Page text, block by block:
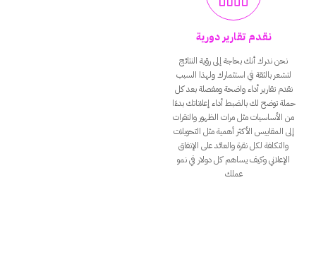
نقدم تقارير دورية
نحن ندرك أنك بحاجة إلى رؤية النتائج
لتشعر بالثقة في استثمارك ولهذا السبب
نقدم تقارير أداء واضحة ومفصلة بعد كل
حملة توضح لك بالضبط أداء إعلاناتك بدءًا
من الأساسيات مثل مرات الظهور والنقرات
إلى المقاييس الأكثر أهمية مثل التحويلات
والتكلفة لكل نقرة والعائد على الإنفاق
الإعلاني وكيف يساهم كل دولار في نمو
عملك